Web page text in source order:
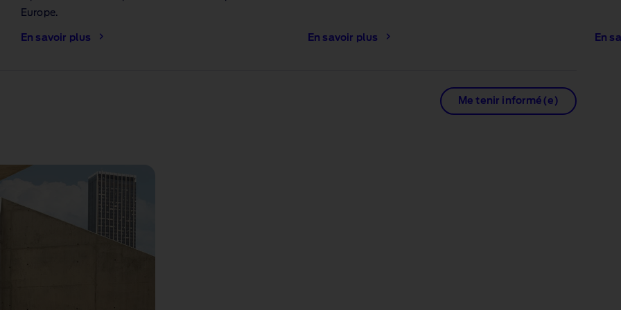
Europe.
En savoir plus En savoir plus En
Me tenir informé(e)